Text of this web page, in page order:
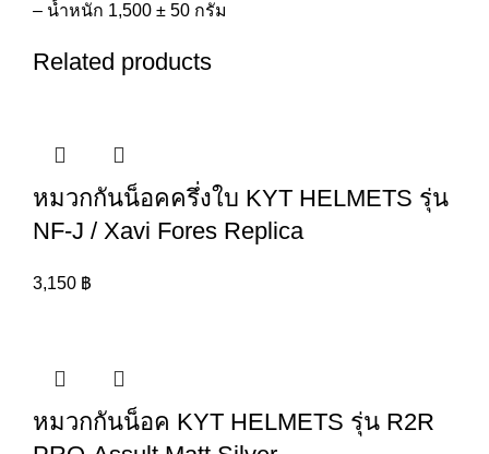
– น้ำหนัก 1,500 ± 50 กรัม
Related products
หมวกกันน็อคครึ่งใบ KYT HELMETS รุ่น
NF-J / Xavi Fores Replica
3,150 ฿
หมวกกันน็อค KYT HELMETS รุ่น R2R